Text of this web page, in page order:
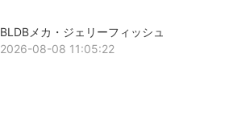
BLDBメカ・ジェリーフィッシュ
2026-08-08 11:05:22